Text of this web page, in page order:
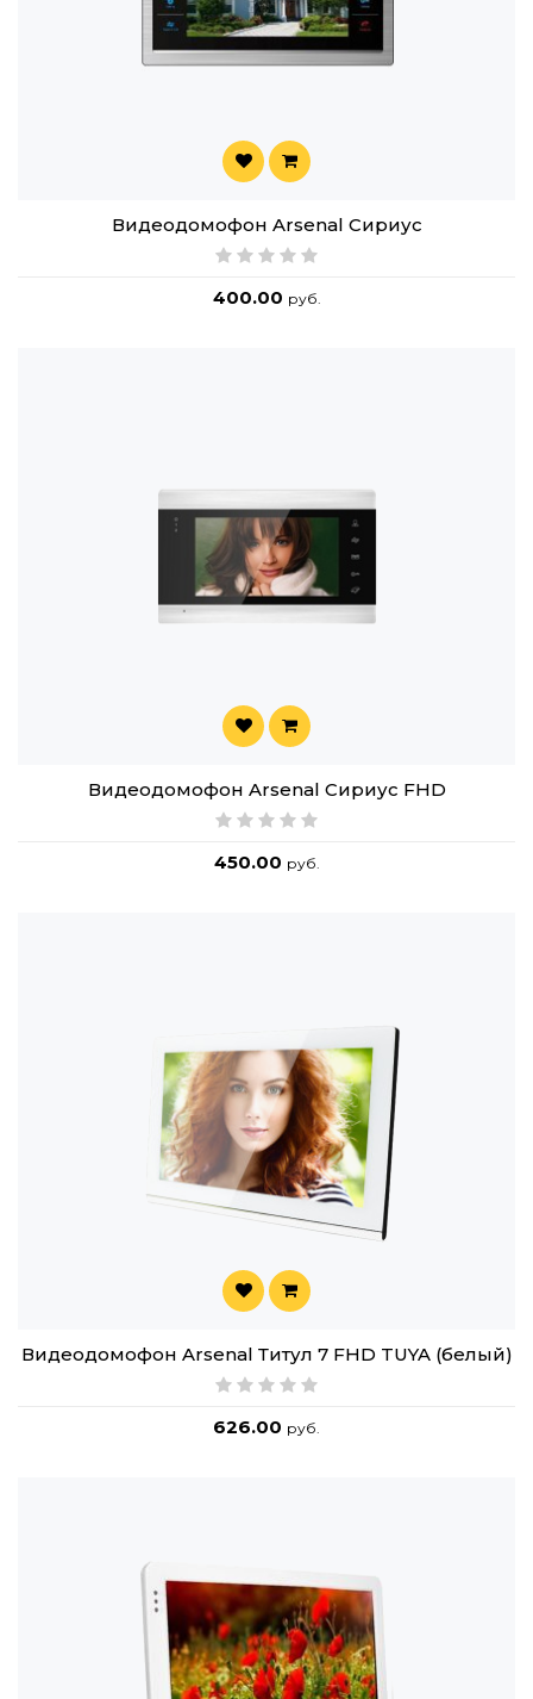
Видеодомофон Arsenal Сириус
400.00 руб.
Видеодомофон Arsenal Сириус FHD
450.00 руб.
Видеодомофон Arsenal Титул 7 FHD TUYA (белый)
626.00 руб.